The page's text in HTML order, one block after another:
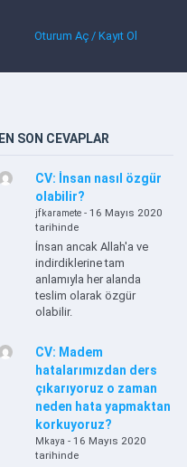
Oturum Aç / Kayıt Ol
EN SON CEVAPLAR
CV: İnsan nasıl özgür
olabilir?
jfkaramete - 16 Mayıs 2020
tarihinde
İnsan ancak Allah'a ve
indirdiklerine tam
anlamıyla her alanda
teslim olarak özgür
olabilir.
CV: Madem
hatalarımızdan ders
çıkarıyoruz o zaman
neden hata yapmaktan
korkuyoruz?
Mkaya - 16 Mayıs 2020
tarihinde